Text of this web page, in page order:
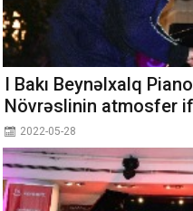
I Bakı Beynəlxalq
Növrəslinin atmosfer
2022-05-28